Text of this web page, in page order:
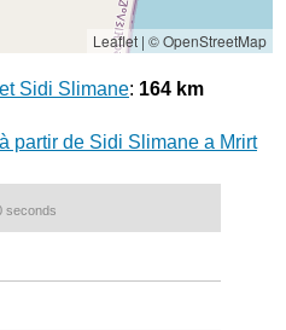
Leaflet| © OpenStreetMap
Sidi Slimane: 164 km
partir de Sidi Slimane a Mrirt
seconds